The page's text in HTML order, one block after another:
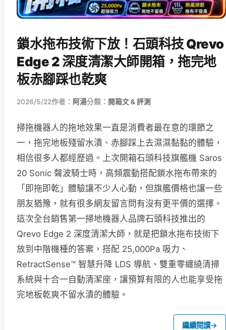
鎖水拖布技術下放！石頭科技 Qrevo
Edge 2 深度清潔大師開箱，拖完地
板赤腳踩也乾爽
2026/5/22作者： 阿湯分類： 開箱文 & 評測
掃拖機器人的拖地效果一直是消費者最在意的環節之
一，拖完地板殘留水漬、赤腳踩上去濕濕黏黏的體驗，
相信很多人都經歷過。上次開箱石頭科技旗艦機 Saros
20 Sonic 聲波騎士時，高頻震動搭配鎖水拖布帶來的
「即拖即乾」體驗讓不少人心動，但旗艦價格也讓一些
朋友猶豫，就有很多網友留言問有沒有更平價的選擇。
這次全台銷售第一掃地機器人品牌石頭科技推出的
Qrevo Edge 2 深度清潔大師，就是把鎖水拖布技術下
放到中階機種的答案，搭配 25,000Pa 吸力、
RetractSense™ 智慧升降 LDS 導航、雙重零纏繞清掃
系統與十合一自動清潔座，讓預算有限的人也能享受拖
完地板乾爽不留水漬的體驗。
繼續閱讀→